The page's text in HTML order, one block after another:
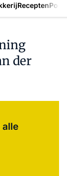
Recepten
der